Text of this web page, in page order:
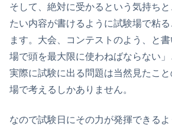
そして、絶対に受かるという気持ち
たい内容が書けるように試験場で粘
ます。大会、コンテストのよう、と
場で頭を最大限に使わねばならない」
実際に試験に出る問題は当然見たこ
場で考えるしかありません。
なので試験日にその力が発揮できる